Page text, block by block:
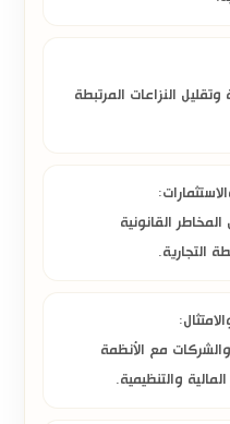
وتقليل النزاعات المرتبطة
القانونية
التجارية.
مع الأنظمة
والتنظيمية.